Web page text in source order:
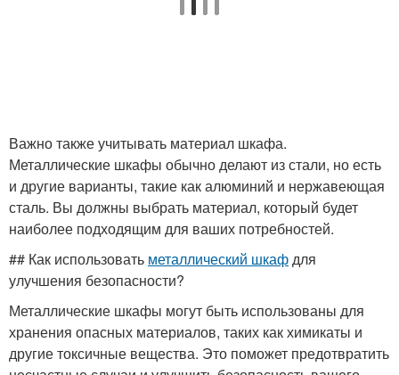
Важно также учитывать материал шкафа.
Металлические шкафы обычно делают из стали, но есть
и другие варианты, такие как алюминий и нержавеющая
сталь. Вы должны выбрать материал, который будет
наиболее подходящим для ваших потребностей.
## Как использовать металлический шкафдля
улучшения безопасности?
Металлические шкафы могут быть использованы для
хранения опасных материалов, таких как химикаты и
другие токсичные вещества. Это поможет предотвратить